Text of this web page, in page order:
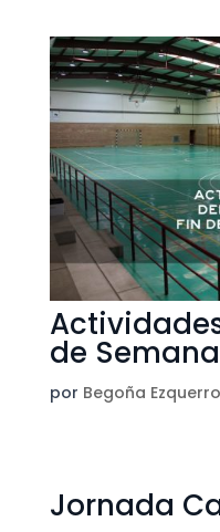
de Semana
por Begoña Ezquerro
Jornada